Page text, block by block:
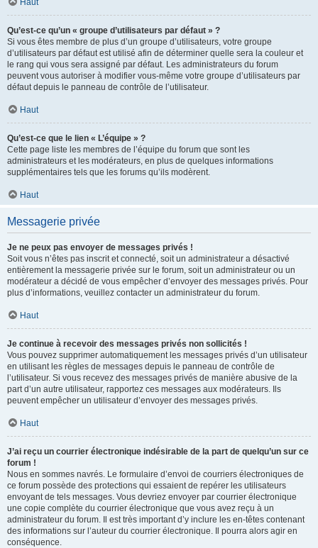
Haut
Qu’est-ce qu’un « groupe d’utilisateurs par défaut » ?
Si vous êtes membre de plus d’un groupe d’utilisateurs, votre groupe
d’utilisateurs par défaut est utilisé afin de déterminer quelle sera la couleur et
le rang qui vous sera assigné par défaut. Les administrateurs du forum
peuvent vous autoriser à modifier vous-même votre groupe d’utilisateurs par
défaut depuis le panneau de contrôle de l’utilisateur.
Haut
Qu’est-ce que le lien « L’équipe » ?
Cette page liste les membres de l’équipe du forum que sont les
administrateurs et les modérateurs, en plus de quelques informations
supplémentaires tels que les forums qu’ils modèrent.
Haut
Messagerie privée
Je ne peux pas envoyer de messages privés !
Soit vous n’êtes pas inscrit et connecté, soit un administrateur a désactivé
entièrement la messagerie privée sur le forum, soit un administrateur ou un
modérateur a décidé de vous empêcher d’envoyer des messages privés. Pour
plus d’informations, veuillez contacter un administrateur du forum.
Haut
Je continue à recevoir des messages privés non sollicités !
Vous pouvez supprimer automatiquement les messages privés d’un utilisateur
en utilisant les règles de messages depuis le panneau de contrôle de
l’utilisateur. Si vous recevez des messages privés de manière abusive de la
part d’un autre utilisateur, rapportez ces messages aux modérateurs. Ils
peuvent empêcher un utilisateur d’envoyer des messages privés.
Haut
J’ai reçu un courrier électronique indésirable de la part de quelqu’un sur ce
forum !
Nous en sommes navrés. Le formulaire d’envoi de courriers électroniques de
ce forum possède des protections qui essaient de repérer les utilisateurs
envoyant de tels messages. Vous devriez envoyer par courrier électronique
une copie complète du courrier électronique que vous avez reçu à un
administrateur du forum. Il est très important d’y inclure les en-têtes contenant
des informations sur l’auteur du courrier électronique. Il pourra alors agir en
conséquence.